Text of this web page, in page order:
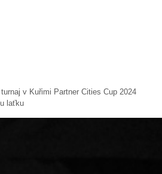
v Kuřimi Partner Cities Cup 2024
laťku